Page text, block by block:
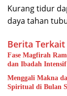
Kurang tidur
daya tahan
Berita Terkait
Fase Magfirah
dan Ibadah Intensif
Menggali Makna
Spiritual di Bulan